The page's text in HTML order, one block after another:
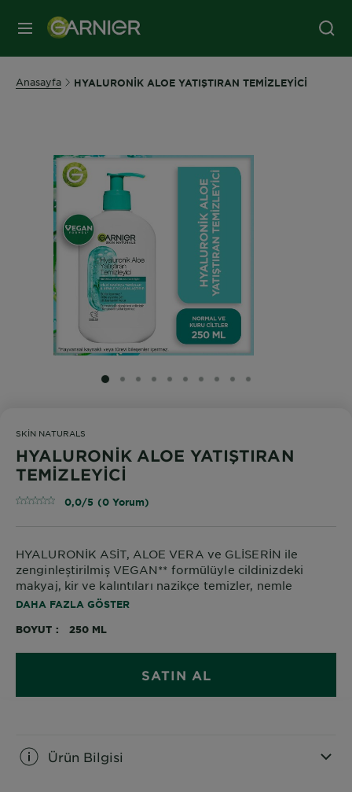
MENÜ
Anasayfa HYALURONİK ALOE YATIŞTIRAN TEMİZLEYİCİ
SLIDE 1
SLIDE 2
SLIDE 3
SLIDE 4
SLIDE 5
SLIDE 6
SLIDE 7
SLIDE 8
SLIDE 9
SLIDE 10
SKIN NATURALS
HYALURONİK ALOE YATIŞTIRAN
TEMİZLEYİCİ
0,0/5 (0 Yorum)
HYALURONİK ASİT, ALOE VERA ve GLİSERİN ile
zenginleștirilmiș VEGAN** formülüyle cildinizdeki
makyaj, kir ve kalıntıları nazikçe temizler, nemle
dolgunlaştırır, cilt bariyerini korur.
DAHA FAZLA GÖSTER
BOYUT 250 ML
SATIN AL
Ürün Bilgisi